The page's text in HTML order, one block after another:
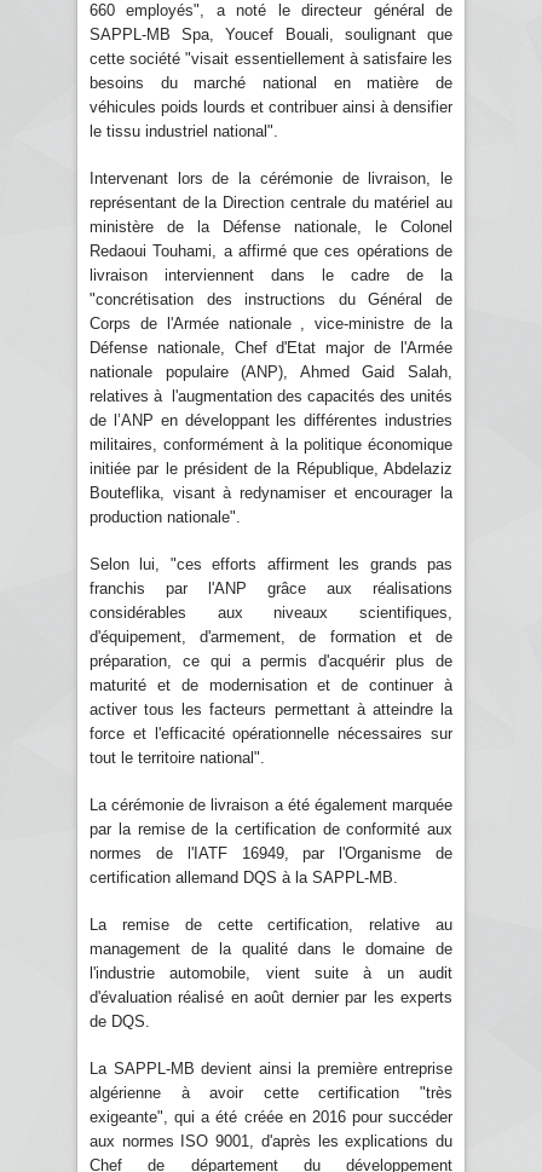
660 employés", a noté le directeur général de
SAPPL-MB Spa, Youcef Bouali, soulignant que
cette société "visait essentiellement à satisfaire les
besoins du marché national en matière de
véhicules poids lourds et contribuer ainsi à densifier
le tissu industriel national".
Intervenant lors de la cérémonie de livraison, le
représentant de la Direction centrale du matériel au
ministère de la Défense nationale, le Colonel
Redaoui Touhami, a affirmé que ces opérations de
livraison interviennent dans le cadre de la
"concrétisation des instructions du Général de
Corps de l'Armée nationale , vice-ministre de la
Défense nationale, Chef d'Etat major de l'Armée
nationale populaire (ANP), Ahmed Gaid Salah,
relatives à l'augmentation des capacités des unités
de l’ANP en développant les différentes industries
militaires, conformément à la politique économique
initiée par le président de la République, Abdelaziz
Bouteflika, visant à redynamiser et encourager la
production nationale".
Selon lui, "ces efforts affirment les grands pas
franchis par l'ANP grâce aux réalisations
considérables aux niveaux scientifiques,
d'équipement, d'armement, de formation et de
préparation, ce qui a permis d'acquérir plus de
maturité et de modernisation et de continuer à
activer tous les facteurs permettant à atteindre la
force et l'efficacité opérationnelle nécessaires sur
tout le territoire national".
La cérémonie de livraison a été également marquée
par la remise de la certification de conformité aux
normes de l'IATF 16949, par l'Organisme de
certification allemand DQS à la SAPPL-MB.
La remise de cette certification, relative au
management de la qualité dans le domaine de
l'industrie automobile, vient suite à un audit
d'évaluation réalisé en août dernier par les experts
de DQS.
La SAPPL-MB devient ainsi la première entreprise
algérienne à avoir cette certification "très
exigeante", qui a été créée en 2016 pour succéder
aux normes ISO 9001, d'après les explications du
Chef de département du développement